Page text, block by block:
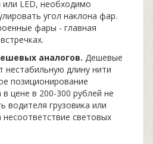
или LED, необходимо
угол наклона фар.
фары - главная
аналогов. Дешевые
длину нити
позиционирование
в цене в 200-300 рублей не
водителя грузовика или
световых